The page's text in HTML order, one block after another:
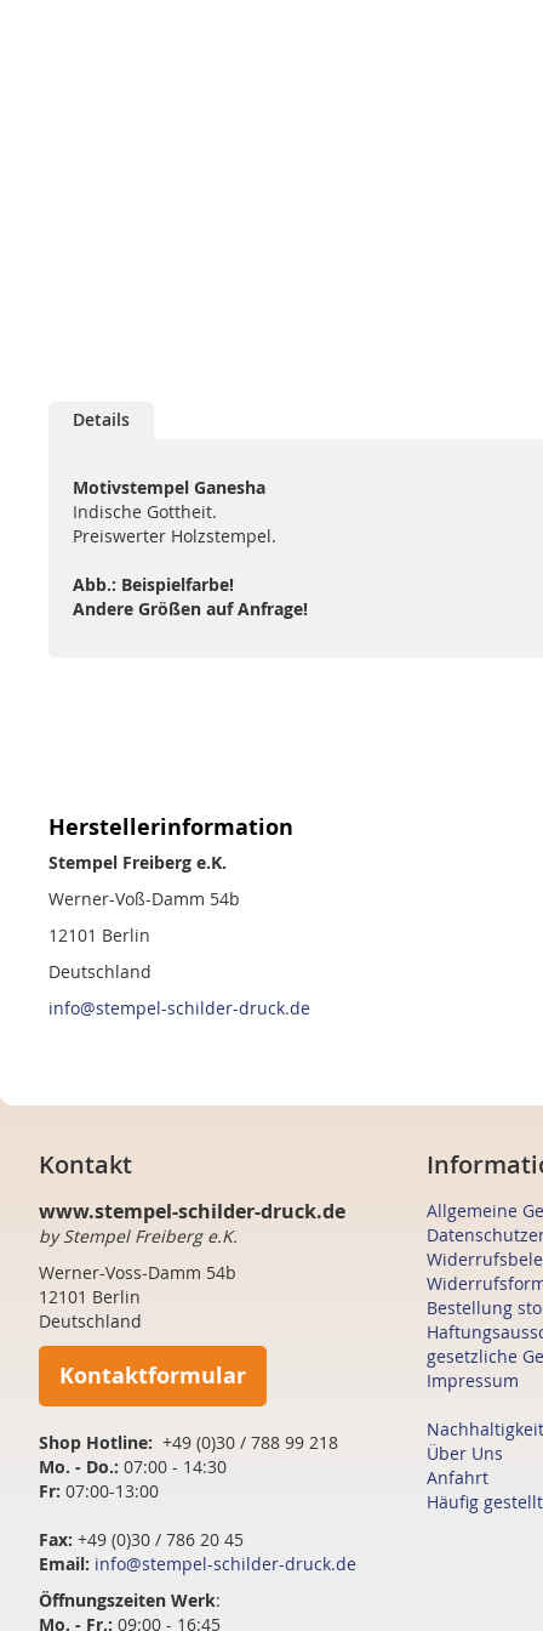
Details
Motivstempel Ganesha
Indische Gottheit.
Preiswerter Holzstempel.
Abb.: Beispielfarbe!
Andere Größen auf Anfrage!
Herstellerinformation
Stempel Freiberg e.K.
Werner-Voß-Damm 54b
12101 Berlin
Deutschland
info@stempel-schilder-druck.de
Kontakt
www.stempel-schilder-druck.de
by Stempel Freiberg e.K.
Werner-Voss-Damm 54b
12101 Berlin
Deutschland
Kontaktformular
Shop Hotline: +49 (0)30 / 788 99 218
Mo. - Do.: 07:00 - 14:30
Fr: 07:00-13:00
Fax: +49 (0)30 / 786 20 45
Email: info@stempel-schilder-druck.de
Öffnungszeiten Werk:
Mo. - Fr.: 09:00 - 16:45
Allgemeine
Bestellung
gesetzliche
Impressum
Nachhaltigkeit
Über Uns
Anfahrt
Häufig